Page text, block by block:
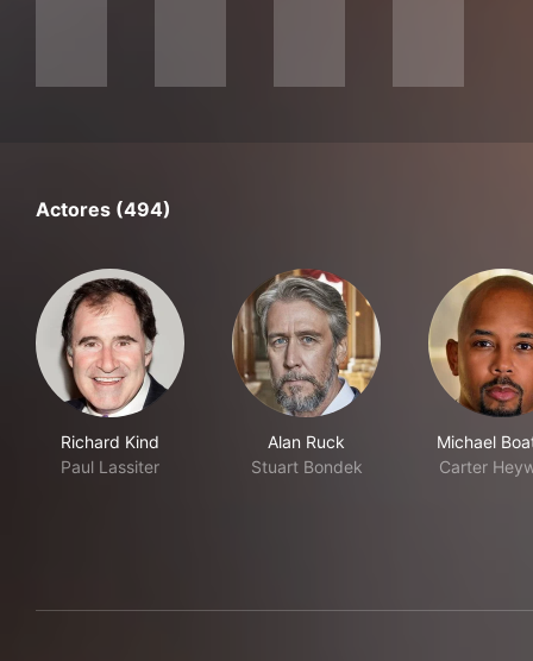
Actores (494)
Richard Kind
Paul Lassiter
Alan Ruck
Stuart Bondek
Michael
Carter